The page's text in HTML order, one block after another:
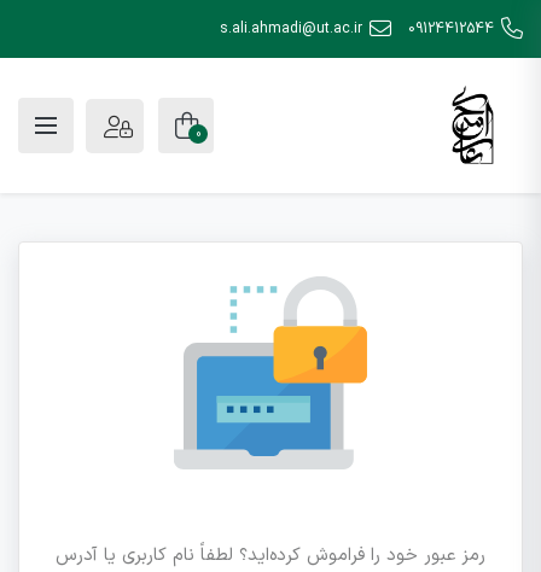
09124412544
s.ali.ahmadi@ut.ac.ir
0
رمز عبور خود را فراموش کرده‌اید؟ لطفاً نام کاربری یا آدرس